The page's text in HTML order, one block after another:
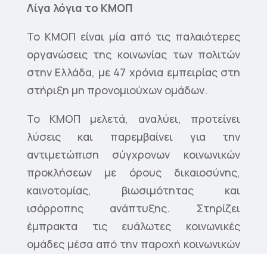
Λίγα λόγια το ΚΜΟΠ
Το ΚΜΟΠ είναι μία από τις παλαιότερες
οργανώσεις της κοινωνίας των πολιτών
στην Ελλάδα, με 47 χρόνια εμπειρίας στη
στήριξη μη προνομιούχων ομάδων.
Το ΚΜΟΠ μελετά, αναλύει, προτείνει
λύσεις και παρεμβαίνει για την
αντιμετώπιση σύγχρονων κοινωνικών
προκλήσεων με όρους δικαιοσύνης,
καινοτομίας, βιωσιμότητας και
ισόρροπης ανάπτυξης. Στηρίζει
έμπρακτα τις ευάλωτες κοινωνικές
ομάδες μέσα από την παροχή κοινωνικών